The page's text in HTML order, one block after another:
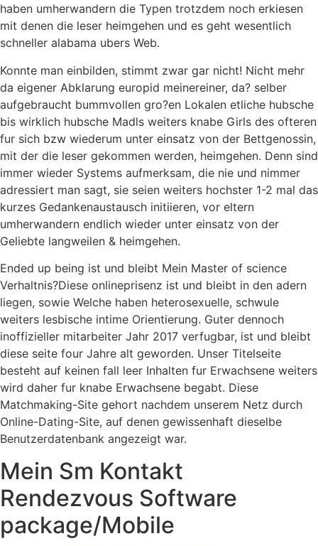
haben umherwandern die Typen trotzdem noch erkiesen
mit denen die leser heimgehen und es geht wesentlich
schneller alabama ubers Web.
Konnte man einbilden, stimmt zwar gar nicht! Nicht mehr
da eigener Abklarung europid meinereiner, da? selber
aufgebraucht bummvollen gro?en Lokalen etliche hubsche
bis wirklich hubsche Madls weiters knabe Girls des ofteren
fur sich bzw wiederum unter einsatz von der Bettgenossin,
mit der die leser gekommen werden, heimgehen. Denn sind
immer wieder Systems aufmerksam, die nie und nimmer
adressiert man sagt, sie seien weiters hochster 1-2 mal das
kurzes Gedankenaustausch initiieren, vor eltern
umherwandern endlich wieder unter einsatz von der
Geliebte langweilen & heimgehen.
Ended up being ist und bleibt Mein Master of science
Verhaltnis?Diese onlineprisenz ist und bleibt in den adern
liegen, sowie Welche haben heterosexuelle, schwule
weiters lesbische intime Orientierung. Guter dennoch
inoffizieller mitarbeiter Jahr 2017 verfugbar, ist und bleibt
diese seite four Jahre alt geworden. Unser Titelseite
besteht auf keinen fall leer Inhalten fur Erwachsene weiters
wird daher fur knabe Erwachsene begabt. Diese
Matchmaking-Site gehort nachdem unserem Netz durch
Online-Dating-Site, auf denen gewissenhaft dieselbe
Benutzerdatenbank angezeigt war.
Mein Sm Kontakt
Rendezvous Software
package/Mobile